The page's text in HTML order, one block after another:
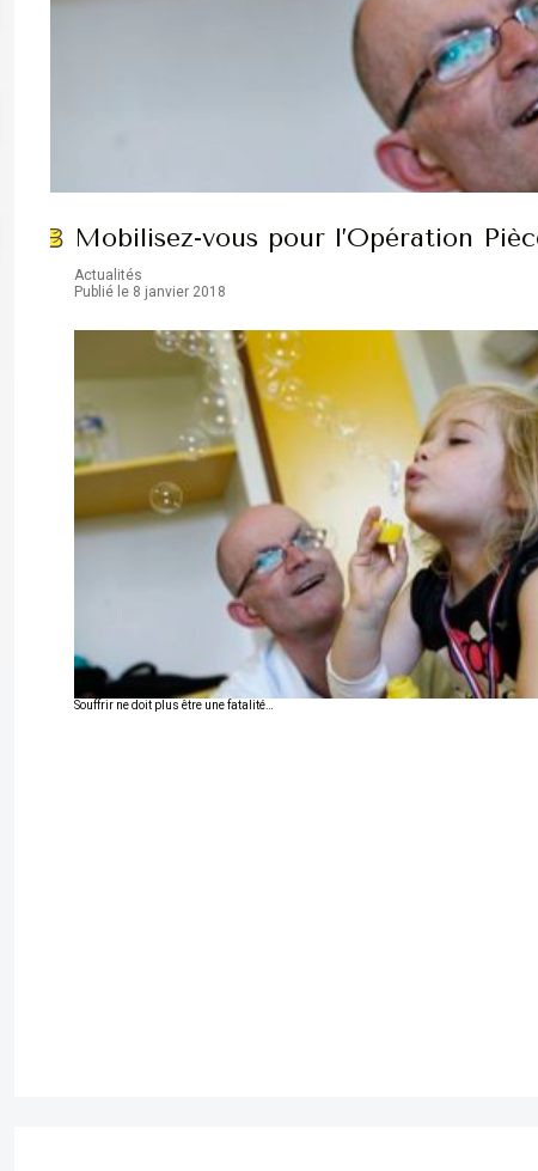
Mobilisez-vous pour l’Opération
Actualités
Publié le 8 janvier 2018
Souffrir ne doit plus être une fatalité…